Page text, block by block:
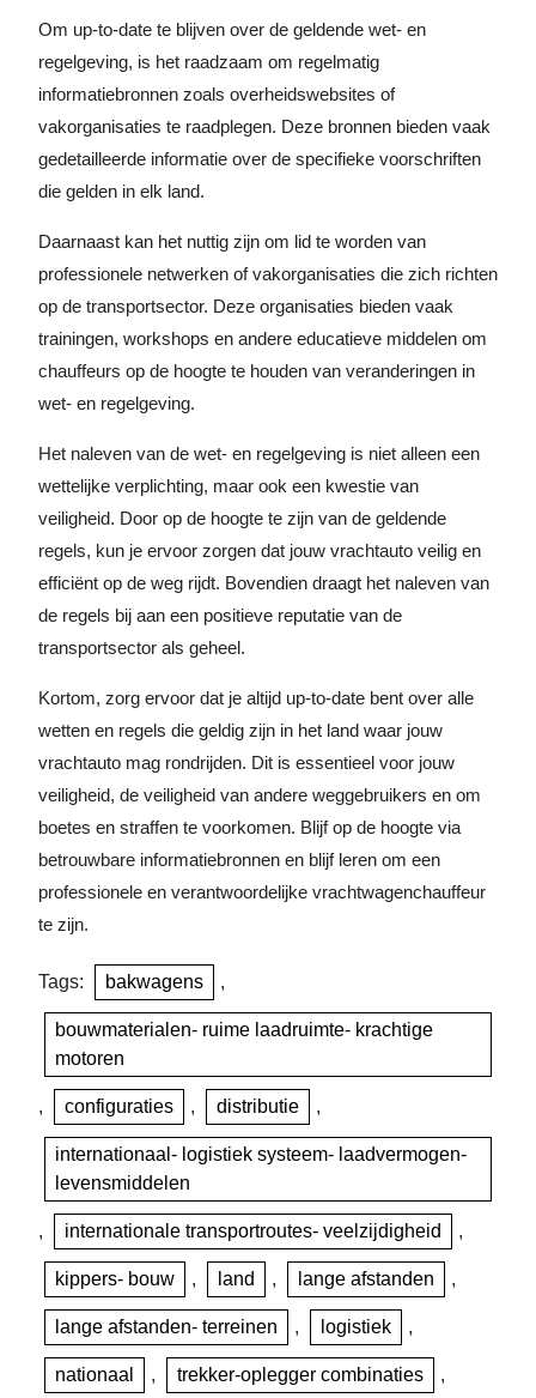
Om up-to-date te blijven over de geldende wet- en
regelgeving, is het raadzaam om regelmatig
informatiebronnen zoals overheidswebsites of
vakorganisaties te raadplegen. Deze bronnen bieden vaak
gedetailleerde informatie over de specifieke voorschriften
die gelden in elk land.
Daarnaast kan het nuttig zijn om lid te worden van
professionele netwerken of vakorganisaties die zich richten
op de transportsector. Deze organisaties bieden vaak
trainingen, workshops en andere educatieve middelen om
chauffeurs op de hoogte te houden van veranderingen in
wet- en regelgeving.
Het naleven van de wet- en regelgeving is niet alleen een
wettelijke verplichting, maar ook een kwestie van
veiligheid. Door op de hoogte te zijn van de geldende
regels, kun je ervoor zorgen dat jouw vrachtauto veilig en
efficiënt op de weg rijdt. Bovendien draagt het naleven van
de regels bij aan een positieve reputatie van de
transportsector als geheel.
Kortom, zorg ervoor dat je altijd up-to-date bent over alle
wetten en regels die geldig zijn in het land waar jouw
vrachtauto mag rondrijden. Dit is essentieel voor jouw
veiligheid, de veiligheid van andere weggebruikers en om
boetes en straffen te voorkomen. Blijf op de hoogte via
betrouwbare informatiebronnen en blijf leren om een
professionele en verantwoordelijke vrachtwagenchauffeur
te zijn.
Tags: bakwagens ,
bouwmaterialen- ruime laadruimte- krachtige
motoren
, configuraties , distributie ,
internationaal- logistiek systeem- laadvermogen-
levensmiddelen
, internationale transportroutes- veelzijdigheid ,
kippers- bouw , land , lange afstanden ,
lange afstanden- terreinen , logistiek ,
nationaal , trekker-oplegger combinaties ,